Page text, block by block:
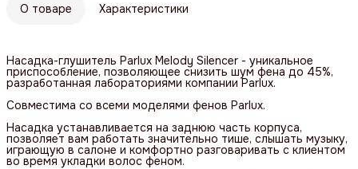
О товаре Характеристики
Насадка-глушитель Parlux Melody Silencer - уникальное
приспособление, позволяющее снизить шум фена до 45%,
разработанная лабораториями компании Parlux.
Совместима со всеми моделями фенов Parlux.
Насадка устанавливается на заднюю часть корпуса,
позволяет вам работать значительно тише, слышать музыку,
играющую в салоне и комфортно разговаривать с клиентом
во время укладки волос феном.